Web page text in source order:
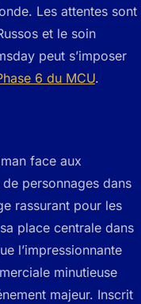
Les attentes sont
et le soin
peut s’imposer
6 du MCU.
face aux
personnages dans
rassurant pour les
place centrale dans
l’impressionnante
minutieuse
majeur. Inscrit